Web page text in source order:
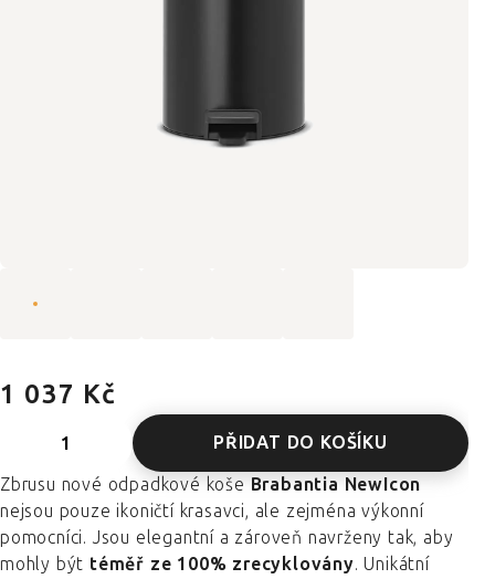
1 037 Kč
PŘIDAT DO KOŠÍKU
Zbrusu nové odpadkové koše Brabantia NewIcon
nejsou pouze ikoničtí krasavci, ale zejména výkonní
pomocníci. Jsou elegantní a zároveň navrženy tak, aby
mohly být téměř ze 100% zrecyklovány. Unikátní